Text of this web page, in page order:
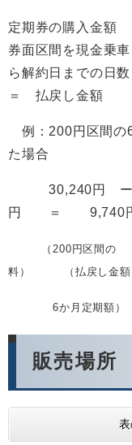
定期券の購入金額
券面区間を現金乗
ら解約日までの日
＝ 払戻し金額
例：200円区間の
た場合
30,240円
円 ＝ 9,740
（200円区間
料） （払戻し金額
6か月定期
販売場所